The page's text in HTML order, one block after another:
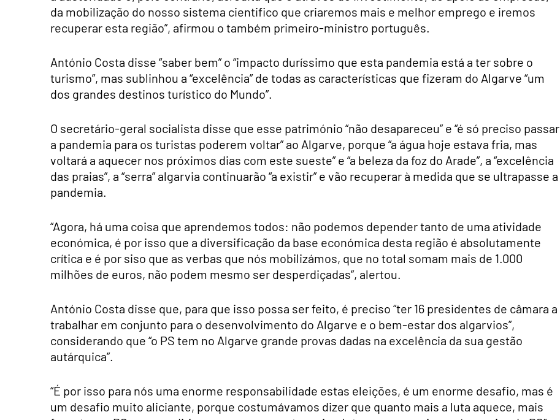
da mobilização do nosso sistema cientifico que criaremos mais e melhor emprego e iremos
recuperar esta região”, afirmou o também primeiro-ministro português.
António Costa disse “saber bem” o “impacto duríssimo que esta pandemia está a ter sobre o
turismo”, mas sublinhou a “excelência” de todas as características que fizeram do Algarve “um
dos grandes destinos turístico do Mundo”.
O secretário-geral socialista disse que esse património “não desapareceu” e “é só preciso passar
a pandemia para os turistas poderem voltar” ao Algarve, porque “a água hoje estava fria, mas
voltará a aquecer nos próximos dias com este sueste” e “a beleza da foz do Arade”, a “excelência
das praias”, a “serra” algarvia continuarão “a existir” e vão recuperar à medida que se ultrapasse a
pandemia.
“Agora, há uma coisa que aprendemos todos: não podemos depender tanto de uma atividade
económica, é por isso que a diversificação da base económica desta região é absolutamente
crítica e é por siso que as verbas que nós mobilizámos, que no total somam mais de 1.000
milhões de euros, não podem mesmo ser desperdiçadas”, alertou.
António Costa disse que, para que isso possa ser feito, é preciso “ter 16 presidentes de câmara a
trabalhar em conjunto para o desenvolvimento do Algarve e o bem-estar dos algarvios”,
considerando que “o PS tem no Algarve grande provas dadas na excelência da sua gestão
autárquica”.
“É por isso para nós uma enorme responsabilidade estas eleições, é um enorme desafio, mas é
um desafio muito aliciante, porque costumávamos dizer que quanto mais a luta aquece, mais